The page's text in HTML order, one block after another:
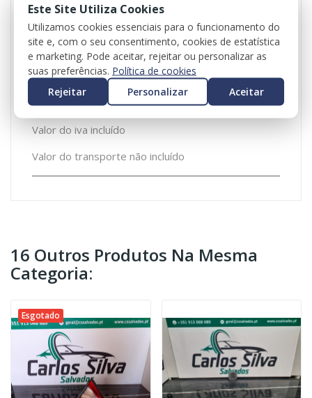
Depósito Limpa-Vidros – CITROEN BERLINGO (B9)
08 -
Sem motor de esguicho
Referência: 21374902
Referência Atena: 107189
Valor do iva incluído
Valor do transporte não incluído
16 Outros Produtos Na Mesma
Categoria:
Esgotado
Este Site Utiliza Cookies
Utilizamos cookies essenciais para o funcionamento do
site e, com o seu consentimento, cookies de estatística
e marketing. Pode aceitar, rejeitar ou personalizar as
suas preferências. Política de cookies
Rejeitar
Personalizar Aceitar